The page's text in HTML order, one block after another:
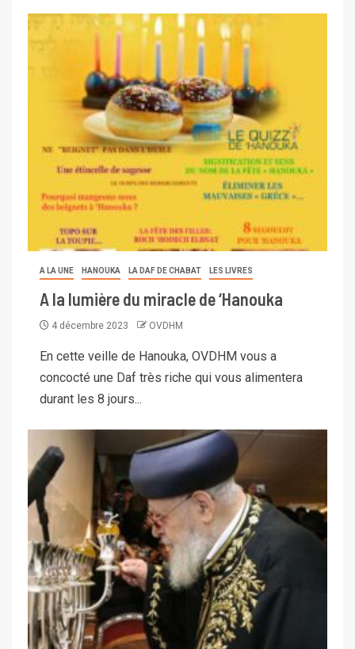
A LA UNE HANOUKA LA DAF DE CHABAT LES LIVRES
A la lumière du miracle de ‘Hanouka
4 décembre 2023 OVDHM
En cette veille de Hanouka, OVDHM vous a
concocté une Daf très riche qui vous alimentera
durant les 8 jours...